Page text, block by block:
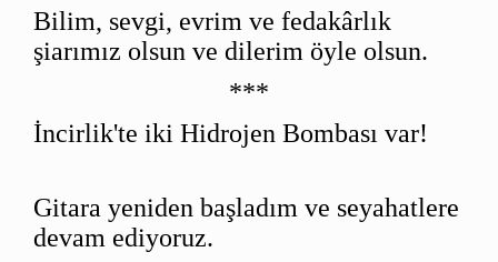
Bilim, sevgi, evrim ve fedakârlık
şiarımız olsun ve dilerim öyle olsun.
***
İncirlik'te iki Hidrojen Bombası var!
Gitara yeniden başladım ve seyahatlere
devam ediyoruz.